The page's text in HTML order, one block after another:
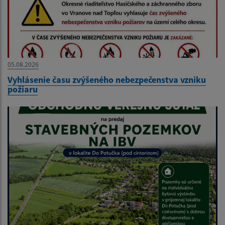
05.08.2026
Vyhlásenie času zvýšeného nebezpečenstva vzniku
požiaru